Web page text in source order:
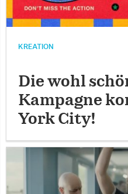
KREATION
Die wohl
Kampagne
York City!